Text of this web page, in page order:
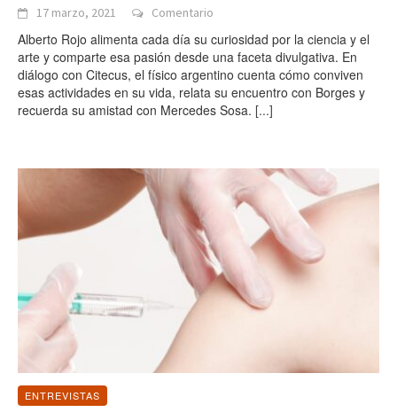
17 marzo, 2021 Comentario
Alberto Rojo alimenta cada día su curiosidad por la ciencia y el
arte y comparte esa pasión desde una faceta divulgativa. En
diálogo con Citecus, el físico argentino cuenta cómo conviven
esas actividades en su vida, relata su encuentro con Borges y
recuerda su amistad con Mercedes Sosa. [...]
ENTREVISTAS